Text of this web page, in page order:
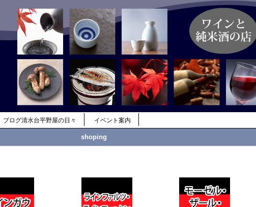
ブログ清水台平野屋の日々 イベント案内
shoping